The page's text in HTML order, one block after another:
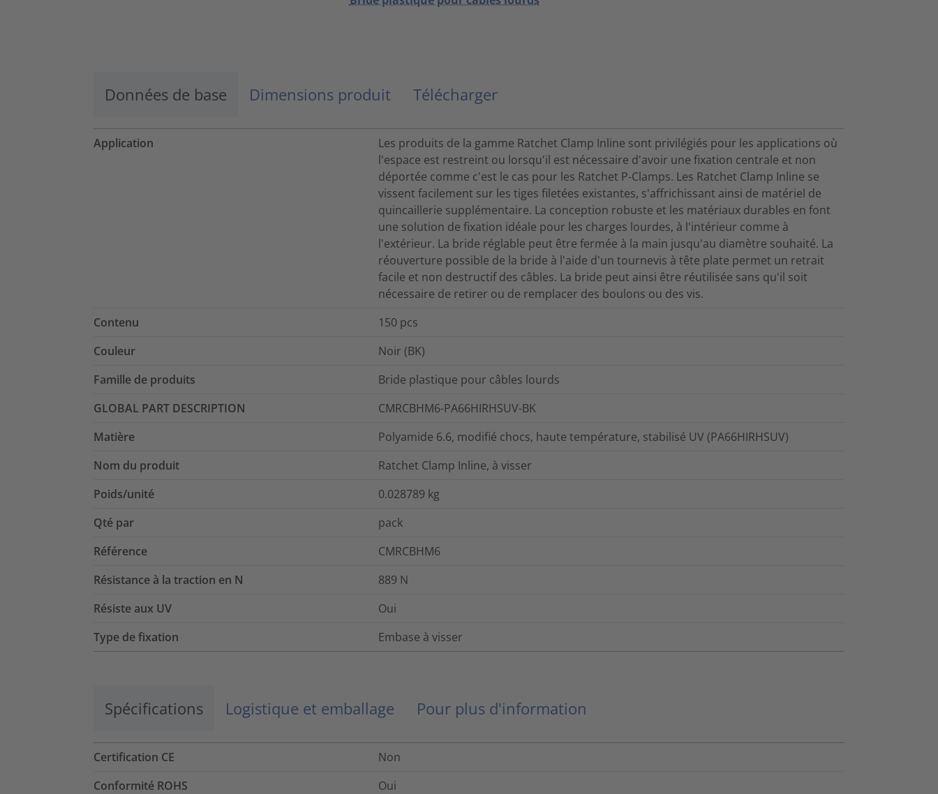
Données de base Dimensions produit Télécharger
Application
Les produits de la gamme Ratchet Clamp Inline sont privilégiés pour les applications où
l'espace est restreint ou lorsqu'il est nécessaire d'avoir une fixation centrale et non
déportée comme c'est le cas pour les Ratchet P-Clamps. Les Ratchet Clamp Inline se
vissent facilement sur les tiges filetées existantes, s'affrichissant ainsi de matériel de
quincaillerie supplémentaire. La conception robuste et les matériaux durables en font
une solution de fixation idéale pour les charges lourdes, à l'intérieur comme à
l'extérieur. La bride réglable peut être fermée à la main jusqu'au diamètre souhaité. La
réouverture possible de la bride à l'aide d'un tournevis à tête plate permet un retrait
facile et non destructif des câbles. La bride peut ainsi être réutilisée sans qu'il soit
nécessaire de retirer ou de remplacer des boulons ou des vis.
Contenu
150 pcs
Couleur
Noir (BK)
Famille de produits
Bride plastique pour câbles lourds
GLOBAL PART DESCRIPTION
CMRCBHM6-PA66HIRHSUV-BK
Matière
Polyamide 6.6, modifié chocs, haute température, stabilisé UV (PA66HIRHSUV)
Nom du produit
Ratchet Clamp Inline, à visser
Poids/unité
0.028789 kg
Qté par
pack
Référence
CMRCBHM6
Résistance à la traction en N
889 N
Résiste aux UV
Oui
Type de fixation
Embase à visser
Spécifications Logistique et emballage Pour plus d'information
Certification CE
Non
Conformité ROHS
Oui